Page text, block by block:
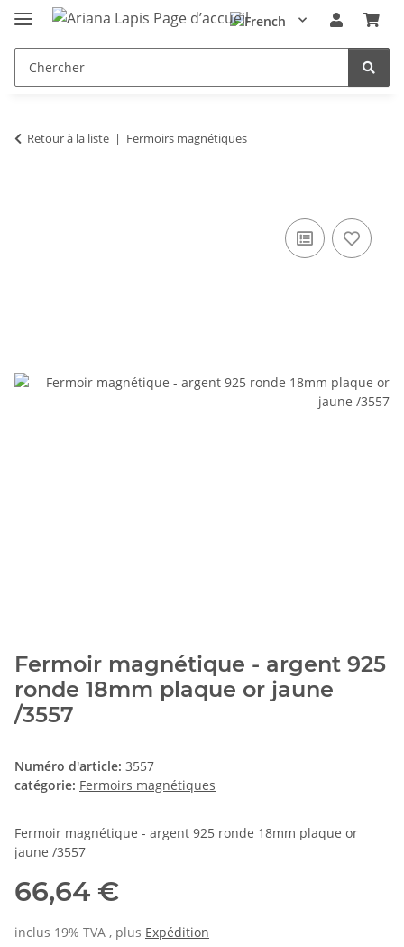
Retour à la liste Fermoirs magnétiques
Fermoir magnétique - argent 925
ronde 18mm plaque or jaune
/3557
Numéro d'article: 3557
catégorie: Fermoirs magnétiques
Fermoir magnétique - argent 925 ronde 18mm plaque or
jaune /3557
66,64 €
inclus 19% TVA , plus Expédition